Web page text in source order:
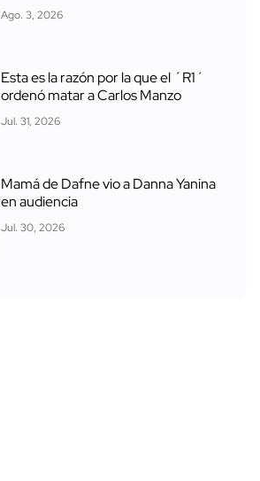
Ago. 3, 2026
Esta es la razón por la que el ´R1´
ordenó matar a Carlos Manzo
Jul. 31, 2026
Mamá de Dafne vio a Danna Yanina
en audiencia
Jul. 30, 2026